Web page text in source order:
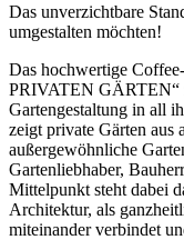
Das unverzichtbare
umgestalten möchten!
Das hochwertige
PRIVATEN GÄRTEN“
Gartengestaltung in all
zeigt private Gärten aus
außergewöhnliche
Gartenliebhaber,
Mittelpunkt steht dabei
Architektur, als
miteinander verbindet